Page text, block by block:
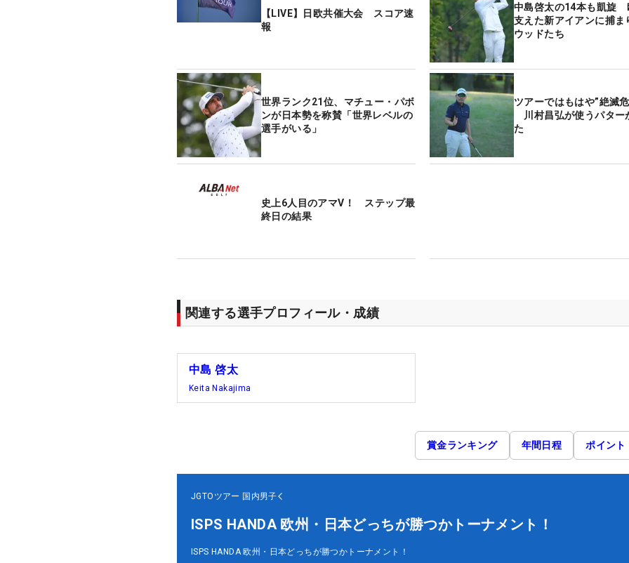
【LIVE】日欧共催大会 スコア速
報
中島啓太の14本も凱旋
支えた新アイアンに捕ま
ウッドたち
世界ランク21位、マチュー・パボ
ンが日本勢を称賛「世界レベルの
選手がいる」
ツアーではもはや”絶滅
川村昌弘が使うパター
た
史上6人目のアマV！ ステップ最
終日の結果
関連する選手プロフィール・成績
中島 啓太
Keita Nakajima
賞金ランキング 年間日程 ポイント
JGTOツアー 国内男子
ISPS HANDA 欧州・日本どっちが勝つかトーナメント！
ISPS HANDA 欧州・日本どっちが勝つかトーナメント！